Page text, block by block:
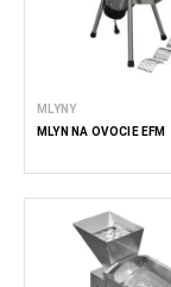
MLYNY
MLYN NA OVOCIE EFM